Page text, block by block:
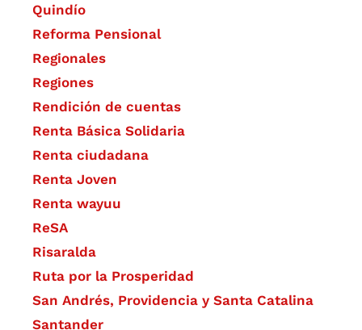
Quindío
Reforma Pensional
Regionales
Regiones
Rendición de cuentas
Renta Básica Solidaria
Renta ciudadana
Renta Joven
Renta wayuu
ReSA
Risaralda
Ruta por la Prosperidad
San Andrés, Providencia y Santa Catalina
Santander